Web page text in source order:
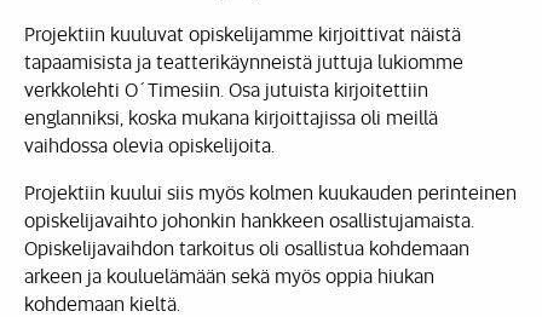
Projektiin kuuluvat opiskelijamme kirjoittivat näistä
tapaamisista ja teatterikäynneistä juttuja lukiomme
verkkolehti O´Timesiin. Osa jutuista kirjoitettiin
englanniksi, koska mukana kirjoittajissa oli meillä
vaihdossa olevia opiskelijoita.
Projektiin kuului siis myös kolmen kuukauden perinteinen
opiskelijavaihto johonkin hankkeen osallistujamaista.
Opiskelijavaihdon tarkoitus oli osallistua kohdemaan
arkeen ja kouluelämään sekä myös oppia hiukan
kohdemaan kieltä.